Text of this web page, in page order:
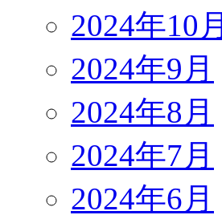
2024年10月
2024年9月
2024年8月
2024年7月
2024年6月